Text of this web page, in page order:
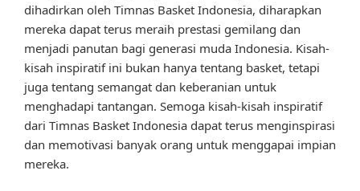
dihadirkan oleh Timnas Basket Indonesia, diharapkan
mereka dapat terus meraih prestasi gemilang dan
menjadi panutan bagi generasi muda Indonesia. Kisah-
kisah inspiratif ini bukan hanya tentang basket, tetapi
juga tentang semangat dan keberanian untuk
menghadapi tantangan. Semoga kisah-kisah inspiratif
dari Timnas Basket Indonesia dapat terus menginspirasi
dan memotivasi banyak orang untuk menggapai impian
mereka.